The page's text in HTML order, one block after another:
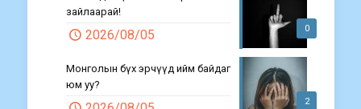
0
зайлаарай!
2026/08/05
2
Монголын бүх эрчүүд ийм байдаг
юм уу?